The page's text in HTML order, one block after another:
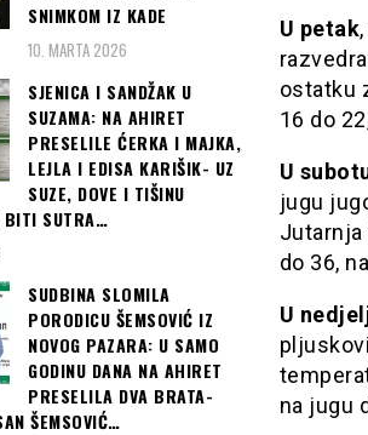
U petak
ostatku
16 do
U
jugu
Jutarnja
do 36,
U
na jugu
SNIMKOM IZ KADE
10. MARTA 2026
SJENICA I SANDŽAK U
SUZAMA: NA AHIRET
PRESELILE ĆERKA I MAJKA,
LEJLA I EDISA KARIŠIK- UZ
SUZE, DOVE I TIŠINU
BITI SUTRA…
SUDBINA SLOMILA
PORODICU ŠEMSOVIĆ IZ
NOVOG PAZARA: U SAMO
GODINU DANA NA AHIRET
PRESELILA DVA BRATA-
ŠEMSOVIĆ…